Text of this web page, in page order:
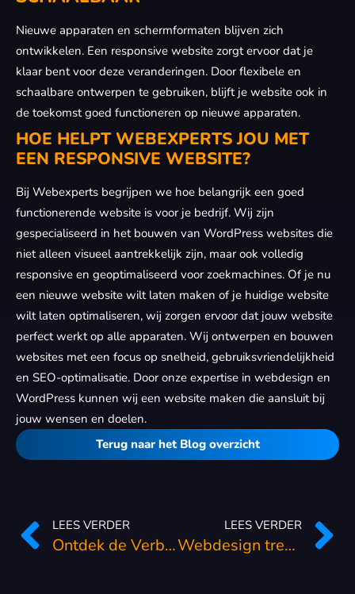
Nieuwe apparaten en schermformaten blijven zich
ontwikkelen. Een responsive website zorgt ervoor dat je
klaar bent voor deze veranderingen. Door flexibele en
schaalbare ontwerpen te gebruiken, blijft je website ook in
de toekomst goed functioneren op nieuwe apparaten.
HOE HELPT WEBEXPERTS JOU MET
EEN RESPONSIVE WEBSITE?
Bij Webexperts begrijpen we hoe belangrijk een goed
functionerende website is voor je bedrijf. Wij zijn
gespecialiseerd in het bouwen van WordPress websites die
niet alleen visueel aantrekkelijk zijn, maar ook volledig
responsive en geoptimaliseerd voor zoekmachines. Of je nu
een nieuwe website wilt laten maken of je huidige website
wilt laten optimaliseren, wij zorgen ervoor dat jouw website
perfect werkt op alle apparaten. Wij ontwerpen en bouwen
websites met een focus op snelheid, gebruiksvriendelijkheid
en SEO-optimalisatie. Door onze expertise in webdesign en
WordPress kunnen wij een website maken die aansluit bij
jouw wensen en doelen.
Terug naar het Blog overzicht
LEES VERDER
Ontdek de Verbeteringen in WordPress 6.7.2
LEES VERDER
Webdesign trends 2025